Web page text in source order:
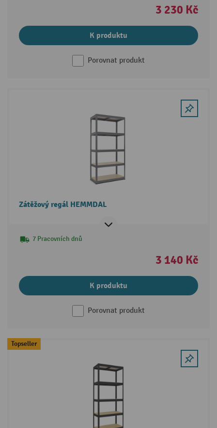
3 230 Kč
K produktu
Porovnat produkt
Zátěžový regál HEMMDAL
7 Pracovních dnů
3 140 Kč
K produktu
Porovnat produkt
Topseller